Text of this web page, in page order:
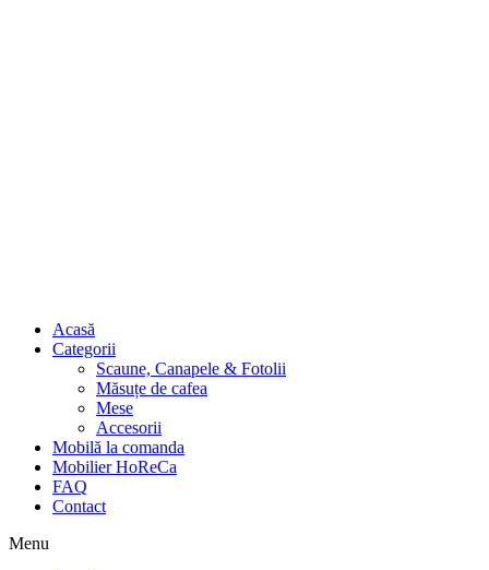
Acasă
Categorii
Scaune, Canapele & Fotolii
Măsuțe de cafea
Mese
Accesorii
Mobilă la comanda
Mobilier HoReCa
FAQ
Contact
Menu